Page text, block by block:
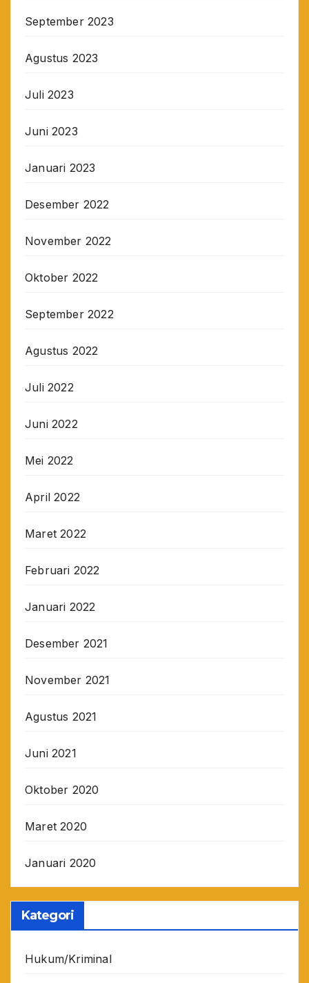
September 2023
Agustus 2023
Juli 2023
Juni 2023
Januari 2023
Desember 2022
November 2022
Oktober 2022
September 2022
Agustus 2022
Juli 2022
Juni 2022
Mei 2022
April 2022
Maret 2022
Februari 2022
Januari 2022
Desember 2021
November 2021
Agustus 2021
Juni 2021
Oktober 2020
Maret 2020
Januari 2020
Kategori
Hukum/Kriminal